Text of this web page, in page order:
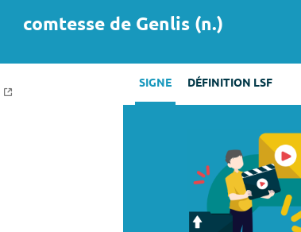
comtesse de Genlis (n.)
SIGNE DÉFINITION LSF